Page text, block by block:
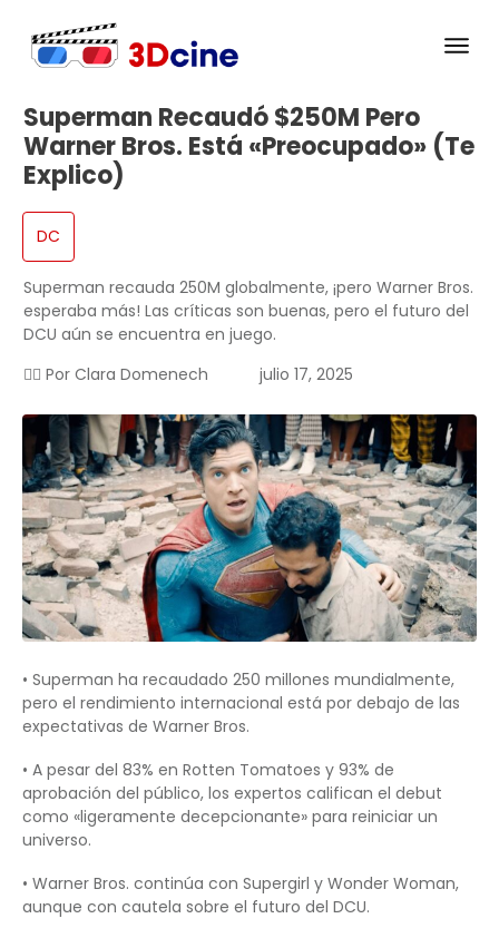
Superman Recaudó $250M Pero
Warner Bros. Está «preocupado» (te
Explico)
DC
Superman recauda 250M globalmente, ¡pero Warner Bros.
esperaba más! Las críticas son buenas, pero el futuro del
DCU aún se encuentra en juego.
✍🏻 Por Clara Domenech julio 17, 2025
• Superman ha recaudado 250 millones mundialmente,
pero el rendimiento internacional está por debajo de las
expectativas de Warner Bros.
• A pesar del 83% en Rotten Tomatoes y 93% de
aprobación del público, los expertos califican el debut
como «ligeramente decepcionante» para reiniciar un
universo.
• Warner Bros. continúa con Supergirl y Wonder Woman,
aunque con cautela sobre el futuro del DCU.